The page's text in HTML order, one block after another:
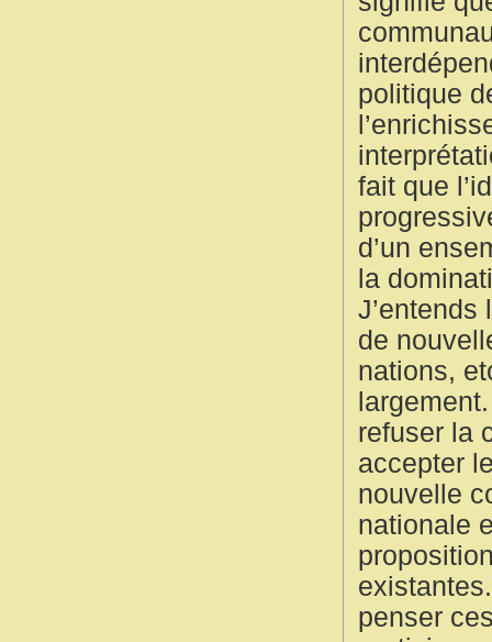
politique
fait que
d’un
la
J’entends
de
nations,
refuser la
accepter
nouvelle
nationale
penser